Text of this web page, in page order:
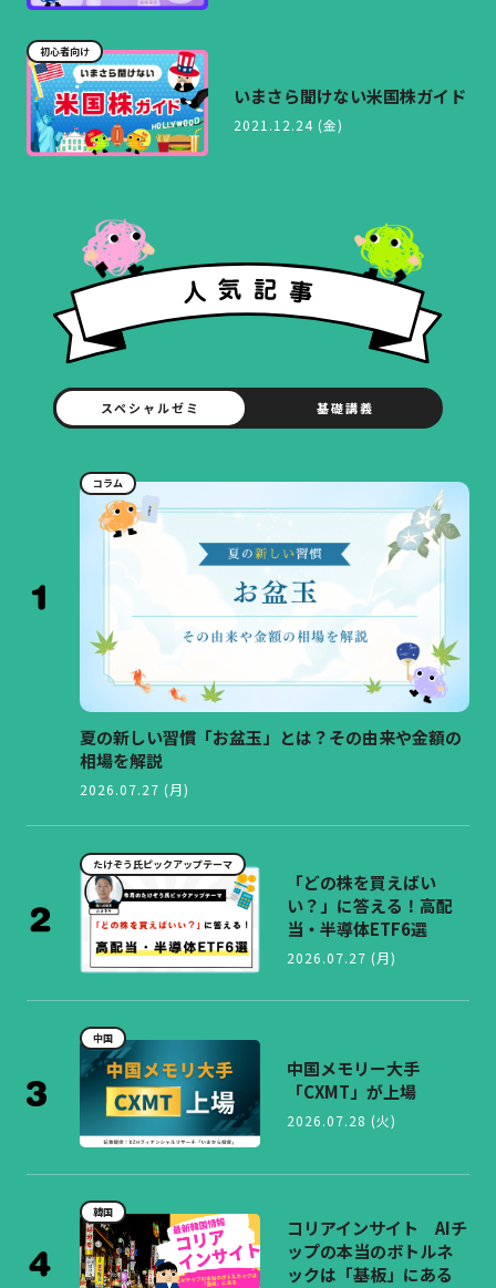
初心者向け
いまさら聞けない米国株ガイド
2021.12.24 (金)
スペシャルゼミ 基礎講義
コラム
夏の新しい習慣「お盆玉」とは？その由来や金額の
相場を解説
2026.07.27 (月)
たけぞう氏ピックアップテーマ
「どの株を買えばい
い？」に答える！高配
当・半導体ETF6選
2026.07.27 (月)
中国
中国メモリー大手
「CXMT」が上場
2026.07.28 (火)
韓国
コリアインサイト AIチ
ップの本当のボトルネ
ックは「基板」にある